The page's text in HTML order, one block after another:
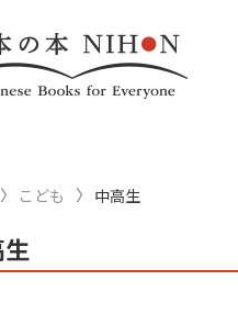
こども 中高生